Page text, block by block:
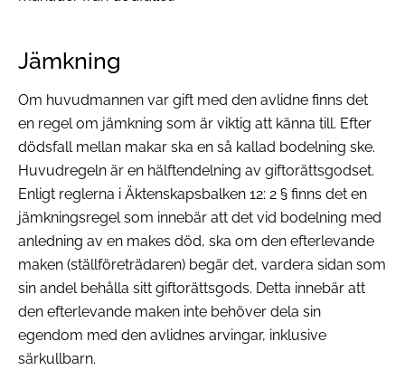
Jämkning
Om huvudmannen var gift med den avlidne finns det
en regel om jämkning som är viktig att känna till. Efter
dödsfall mellan makar ska en så kallad bodelning ske.
Huvudregeln är en hälftendelning av giftorättsgodset.
Enligt reglerna i Äktenskapsbalken 12: 2 § finns det en
jämkningsregel som innebär att det vid bodelning med
anledning av en makes död, ska om den efterlevande
maken (ställföreträdaren) begär det, vardera sidan som
sin andel behålla sitt giftorättsgods. Detta innebär att
den efterlevande maken inte behöver dela sin
egendom med den avlidnes arvingar, inklusive
särkullbarn.